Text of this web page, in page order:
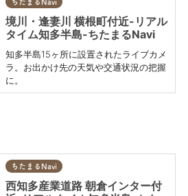
ちたまるNavi
境川・逢妻川 横根町付近-リアル
タイム知多半島-ちたまるNavi
知多半島15ヶ所に設置されたライブカメ
ラ。お出かけ先の天気や交通状況の把握
に。
ちたまるNavi
西知多産業道路 朝倉インター付